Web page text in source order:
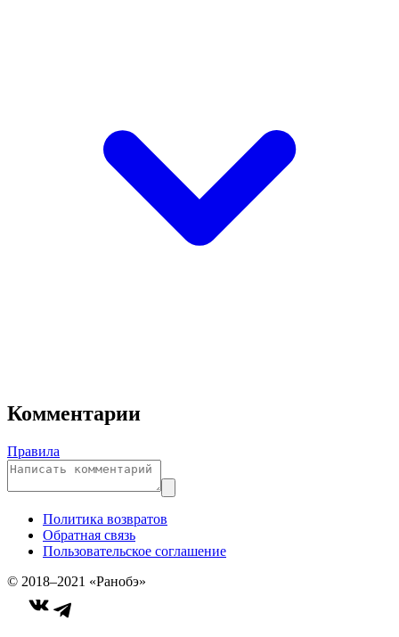
Комментарии
Правила
Политика возвратов
Обратная связь
Пользовательское соглашение
© 2018–2021 «Ранобэ»